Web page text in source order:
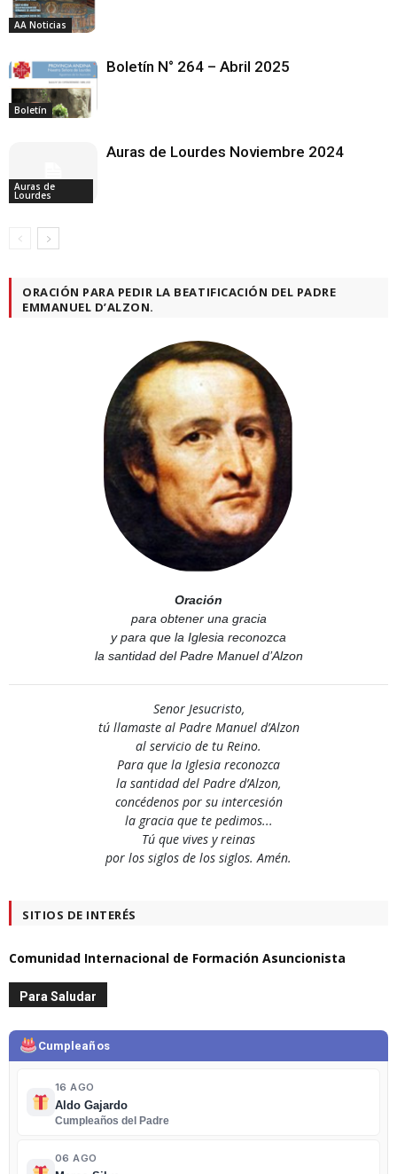
AA Noticias
Boletín
Boletín N° 264 – Abril 2025
Auras de
Lourdes
Auras de Lourdes Noviembre 2024
ORACIÓN PARA PEDIR LA BEATIFICACIÓN DEL PADRE
EMMANUEL D’ALZON.
Oración
para obtener una gracia
y para que la Iglesia reconozca
la santidad del Padre Manuel d’Alzon
Senor Jesucristo,
tú llamaste al Padre Manuel d’Alzon
al servicio de tu Reino.
Para que la Iglesia reconozca
la santidad del Padre d’Alzon,
concédenos por su intercesión
la gracia que te pedimos...
Tú que vives y reinas
por los siglos de los siglos. Amén.
SITIOS DE INTERÉS
Comunidad Internacional de Formación Asuncionista
Para Saludar
Cumpleaños
16 AGO
Aldo Gajardo
Cumpleaños del Padre
06 AGO